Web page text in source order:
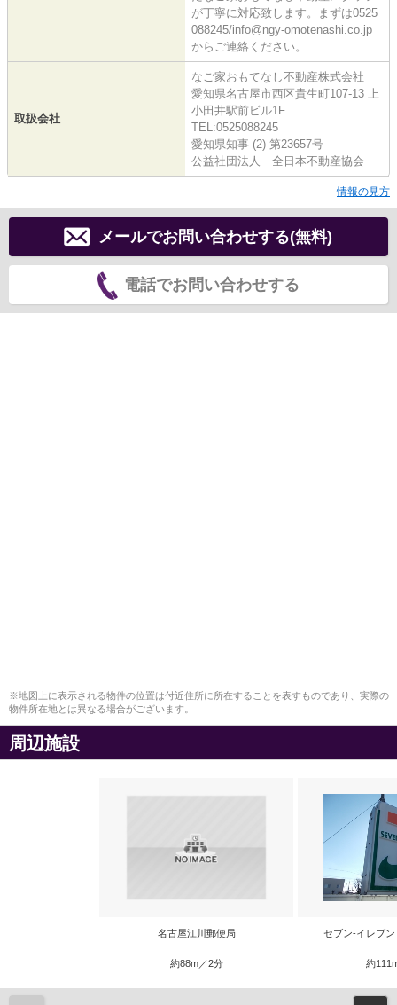
が丁寧に対応致します。まずは0525
088245/info@ngy-omotenashi.co.jp
からご連絡ください。
取扱会社
なご家おもてなし不動産株式会社
愛知県名古屋市西区貴生町107-13 上
小田井駅前ビル1F
TEL:0525088245
愛知県知事 (2) 第23657号
公益社団法人 全日本不動産協会
情報の見方
メールでお問い合わせする(無料)
電話でお問い合わせする
※地図上に表示される物件の位置は付近住所に所在することを表すものであり、実際の
物件所在地とは異なる場合がございます。
周辺施設
名古屋江川郵便局
約88m／2分
セブン‐イレブ
約